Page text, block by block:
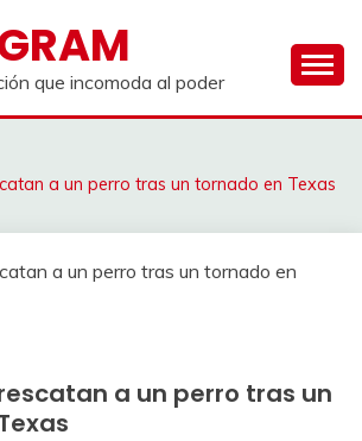
que incomoda al poder
a un perro tras un tornado en Texas
a un perro tras un